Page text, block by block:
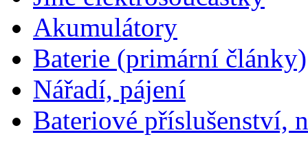
Akumulátory
Baterie (primární články)
Nářadí, pájení
Bateriové příslušenství,